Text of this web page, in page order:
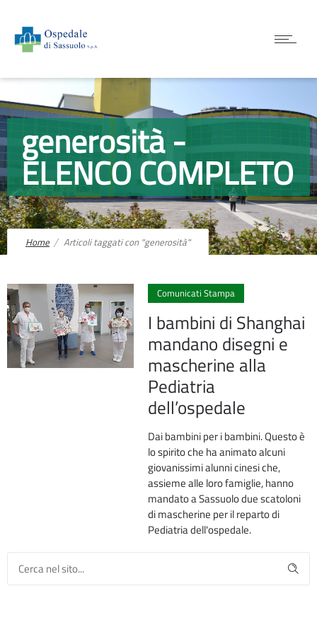
generosità -
ELENCO COMPLETO
Home Articoli taggati con "generosità"
Comunicati Stampa
I bambini di Shanghai
mandano disegni e
mascherine alla
Pediatria
dell’ospedale
Dai bambini per i bambini. Questo è
lo spirito che ha animato alcuni
giovanissimi alunni cinesi che,
assieme alle loro famiglie, hanno
mandato a Sassuolo due scatoloni
di mascherine per il reparto di
Pediatria dell'ospedale.